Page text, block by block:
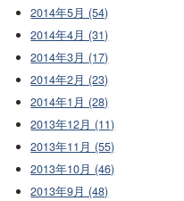
2014年5月 (54)
2014年4月 (31)
2014年3月 (17)
2014年2月 (23)
2014年1月 (28)
2013年12月 (11)
2013年11月 (55)
2013年10月 (46)
2013年9月 (48)